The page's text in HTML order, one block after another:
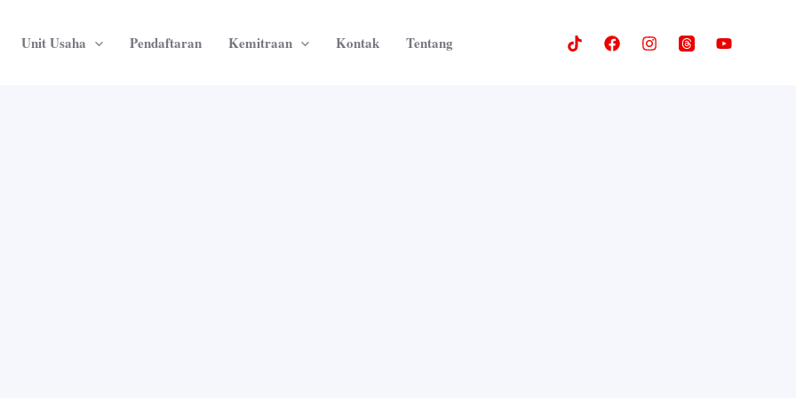
Unit Usaha Pendaftaran Kemitraan Kontak Tentang